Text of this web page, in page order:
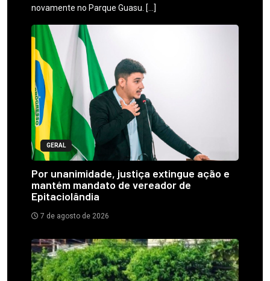
novamente no Parque Guasu. […]
GERAL
Por unanimidade, justiça extingue ação e
mantém mandato de vereador de
Epitaciolândia
7 de agosto de 2026